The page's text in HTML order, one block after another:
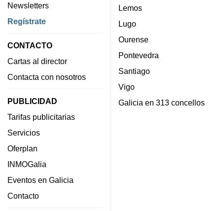
Newsletters
Regístrate
CONTACTO
Cartas al director
Contacta con nosotros
PUBLICIDAD
Tarifas publicitarias
Servicios
Oferplan
INMOGalia
Eventos en Galicia
Contacto
Lemos
Lugo
Ourense
Pontevedra
Santiago
Vigo
Galicia en 313 concellos